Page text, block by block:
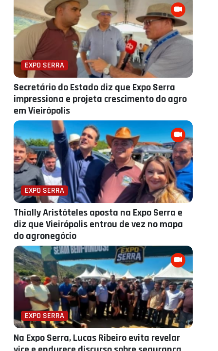
EXPO SERRA
Secretário do Estado diz que Expo Serra
impressiona e projeta crescimento do agro
em Vieirópolis
EXPO SERRA
Thially Aristóteles aposta na Expo Serra e
diz que Vieirópolis entrou de vez no mapa
do agronegócio
EXPO SERRA
Na Expo Serra, Lucas Ribeiro evita revelar